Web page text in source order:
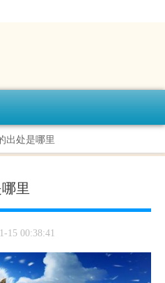
出处是哪里
里
15 00:38:41